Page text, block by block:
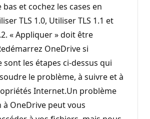
et cochez les cases en
TLS 1.0, Utiliser TLS 1.1 et
« Appliquer » doit être
OneDrive si
sont les étapes ci-dessus qui
le problème, à suivre et à
Internet.Un problème
à OneDrive peut vous